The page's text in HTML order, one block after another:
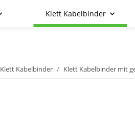
Klett Kabelbinder
Klett Kabelbinder Klett Kabelbinder mit